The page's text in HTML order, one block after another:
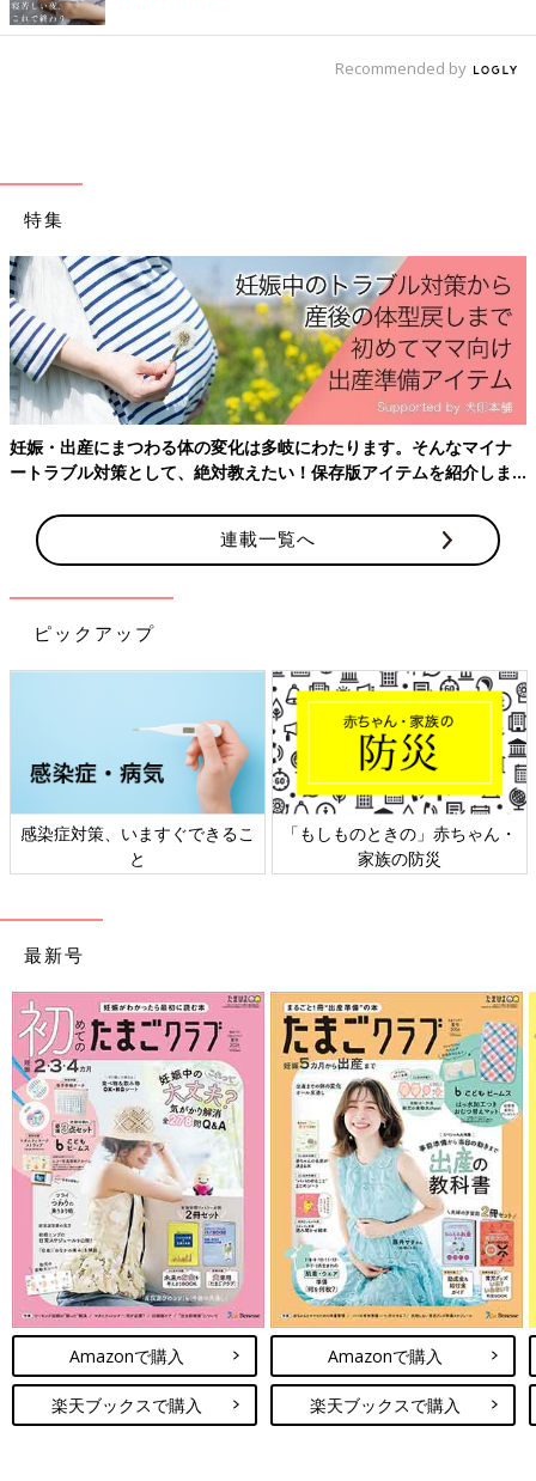
目安：1 個
通常の衣類柔軟剤より肌にやさしいものを選ぶなら。
をベースに、リストアップ＆仕分けをしています。
※記事内容でご紹介しているリンク先は、削除される場合があり
イラスト/ Yuko Seki
～他のお世話シリーズもぜひ、チェックしてみて！～
おむつグッズ お買い物チェックリスト
【たまひよの出産準備】
します。しかも、うんちはゆるゆるで水っぽい
状態。かぶれないよう、頻繁におむつを替える
必要が！
骨格が未発達で背骨がやわらかい赤ちゃんの体
を支えるために、ある程度かたさのある敷布団
が必要。赤ちゃん用を準備して！
授乳グッズ お買い物チェックリスト
【たまひよの出産準備】
授乳は出産直後からスタートしますが、産後す
ぐから母乳がよく出るとは限りません。母乳で
赤ちゃんは新陳代謝が活発なので、毎日の沐浴
が欠かせません。 新生児期の肌はとくにデリケ
ートなので、赤ちゃん専用のベビーバスやソー
プ類を使用し、湯上がり後には衛生を保つケア
＆保湿を！
お出かけグッズ お買い物チェックリス
ト【たまひよの出産準備】
新生児期にはあまりお出かけさせないのがベタ
ー。抱っこひもやベビーカーは十分に検討し、
産後の購入でも〇。
たまひよの出産準備 TOPに戻る
Recommended by
特集
妊娠・出産にまつわる体の変化は多岐にわたります。そんなマイナ
ートラブル対策として、絶対教えたい！保存版アイテムを紹介しま
連載一覧へ
ピックアップ
感染症対策、いますぐできるこ
と
「もしものときの」赤ちゃん・
家族の防災
最新号
Amazonで購入
楽天ブックスで購入
Amazonで購入
楽天ブックスで購入